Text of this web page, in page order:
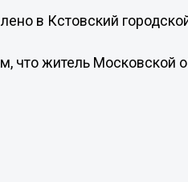
в Кстовский
что житель Московской